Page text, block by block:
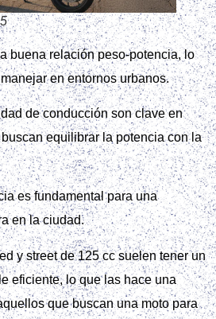
buena relación peso-potencia, lo
en entornos urbanos.
de conducción son clave en
equilibrar la potencia con la
es fundamental para una
en la ciudad.
y street de 125 cc suelen tener un
eficiente, lo que las hace una
que buscan una moto para